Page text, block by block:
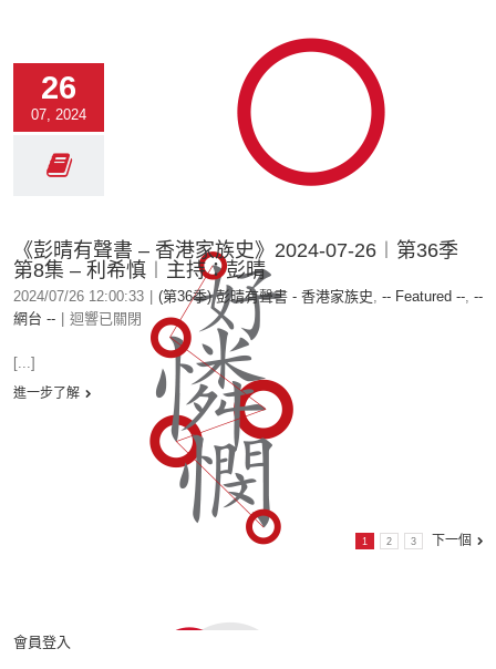
26
07, 2024
《彭晴有聲書 – 香港家族史》2024-07-26︱第36季
第8集 – 利希慎︱主持：彭晴
2024/07/26 12:00:33 (第36季) 彭晴有聲書 - 香港家族史, -- Featured --, --
網台 --
迴響已關閉
[...]
進一步了解
1 2 3 下一個
會員登入